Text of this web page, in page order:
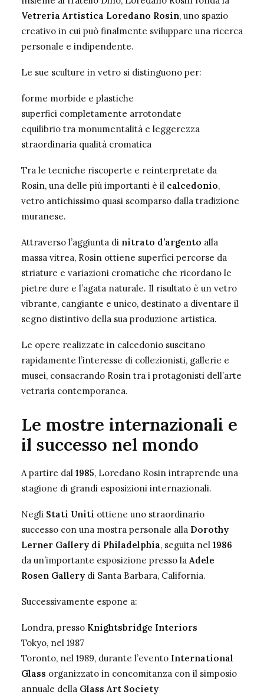
Vetreria Artistica Loredano Rosin, uno spazio
creativo in cui può finalmente sviluppare una ricerca
personale e indipendente.
Le sue sculture in vetro si distinguono per:
forme morbide e plastiche
superfici completamente arrotondate
equilibrio tra monumentalità e leggerezza
straordinaria qualità cromatica
Tra le tecniche riscoperte e reinterpretate da
Rosin, una delle più importanti è il calcedonio,
vetro antichissimo quasi scomparso dalla tradizione
muranese.
Attraverso l’aggiunta di nitrato d’argento alla
massa vitrea, Rosin ottiene superfici percorse da
striature e variazioni cromatiche che ricordano le
pietre dure e l’agata naturale. Il risultato è un vetro
vibrante, cangiante e unico, destinato a diventare il
segno distintivo della sua produzione artistica.
Le opere realizzate in calcedonio suscitano
rapidamente l’interesse di collezionisti, gallerie e
musei, consacrando Rosin tra i protagonisti dell’arte
vetraria contemporanea.
Le mostre internazionali e
il successo nel mondo
A partire dal 1985, Loredano Rosin intraprende una
stagione di grandi esposizioni internazionali.
Negli Stati Uniti ottiene uno straordinario
successo con una mostra personale alla Dorothy
Lerner Gallery di Philadelphia, seguita nel 1986
da un’importante esposizione presso la Adele
Rosen Gallery di Santa Barbara, California.
Successivamente espone a:
Londra, presso Knightsbridge Interiors
Tokyo, nel 1987
Toronto, nel 1989, durante l’evento International
Glass organizzato in concomitanza con il simposio
annuale della Glass Art Society